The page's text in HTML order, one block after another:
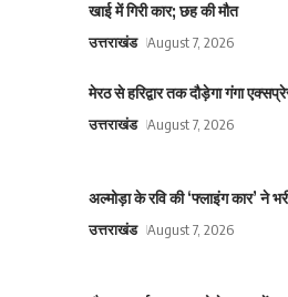
खाई में गिरी कार; छह की मौत
उत्तराखंड August 7, 2026
मेरठ से हरिद्वार तक दौड़ेगा गंगा
उत्तराखंड August 7, 2026
अल्मोड़ा के रवि की ‘फ्लाइंग कार’ ने
उत्तराखंड August 7, 2026